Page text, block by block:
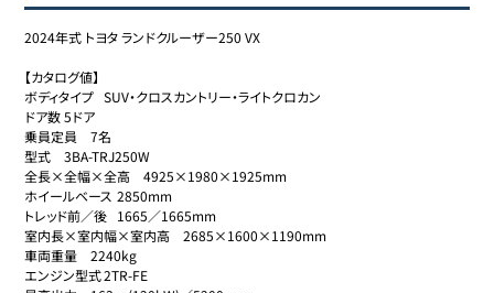
2024年式 トヨタ ランドクルーザー250 VX
【カタログ値】
ボディタイプ	SUV・クロスカントリー・ライトクロカン
ドア数	5ドア
乗員定員	7名
型式	3BA-TRJ250W
全長×全幅×全高	4925×1980×1925mm
ホイールベース	2850mm
トレッド前／後	1665／1665mm
室内長×室内幅×室内高	2685×1600×1190mm
車両重量	2240kg
エンジン型式	2TR-FE